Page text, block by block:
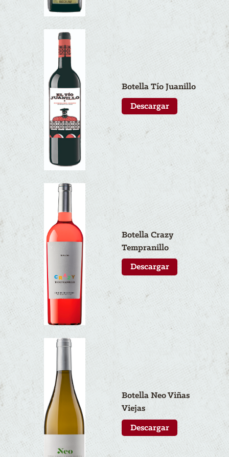
Botella Tío Juanillo
Descargar
Botella Crazy
Tempranillo
Descargar
Botella NeoViñas
Viejas
Descargar